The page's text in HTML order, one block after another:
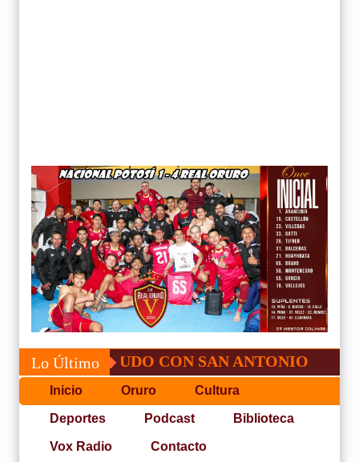
Lo Último
NO PUDO CON SAN ANTONIO COPA
Inicio Oruro Cultura
Deportes Podcast Biblioteca
Vox Radio Contacto